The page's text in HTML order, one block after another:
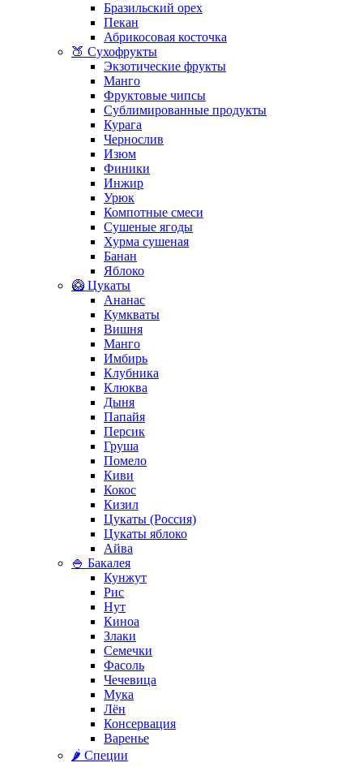
Бразильский орех
Пекан
Абрикосовая косточка
🍑 Сухофрукты
Экзотические фрукты
Манго
Фруктовые чипсы
Сублимированные продукты
Курага
Чернослив
Изюм
Финики
Инжир
Урюк
Компотные смеси
Сушеные ягоды
Хурма сушеная
Банан
Яблоко
🥝 Цукаты
Ананас
Кумкваты
Вишня
Манго
Имбирь
Клубника
Клюква
Дыня
Папайя
Персик
Груша
Помело
Киви
Кокос
Кизил
Цукаты (Россия)
Цукаты яблоко
Айва
🍚 Бакалея
Кунжут
Рис
Нут
Киноа
Злаки
Семечки
Фасоль
Чечевица
Мука
Лён
Консервация
Варенье
🌶️ Специи